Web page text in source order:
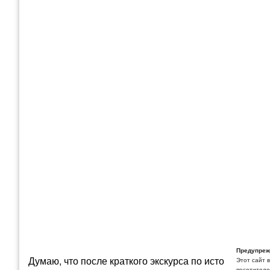
Думаю, что после краткого экскурса по историиЭтот сайт